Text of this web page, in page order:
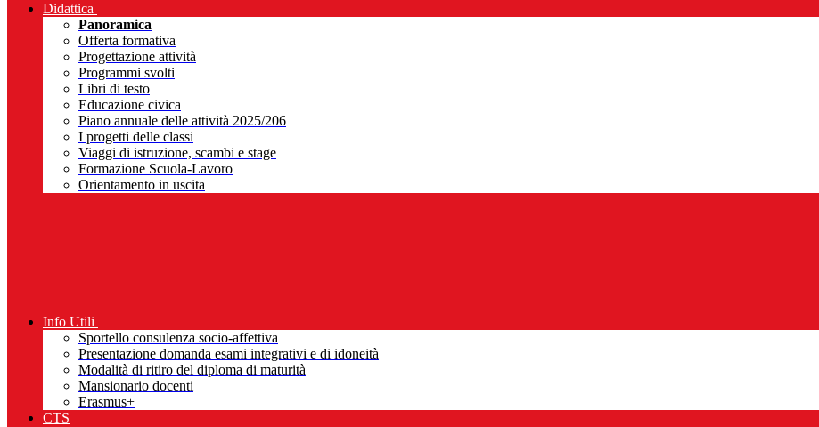
Didattica
Panoramica
Offerta formativa
Progettazione attività
Programmi svolti
Libri di testo
Educazione civica
Piano annuale delle attività 2025/206
I progetti delle classi
Viaggi di istruzione, scambi e stage
Formazione Scuola-Lavoro
Orientamento in uscita
Info Utili
Sportello consulenza socio-affettiva
Presentazione domanda esami integrativi e di idoneità
Modalità di ritiro del diploma di maturità
Mansionario docenti
Erasmus+
CTS